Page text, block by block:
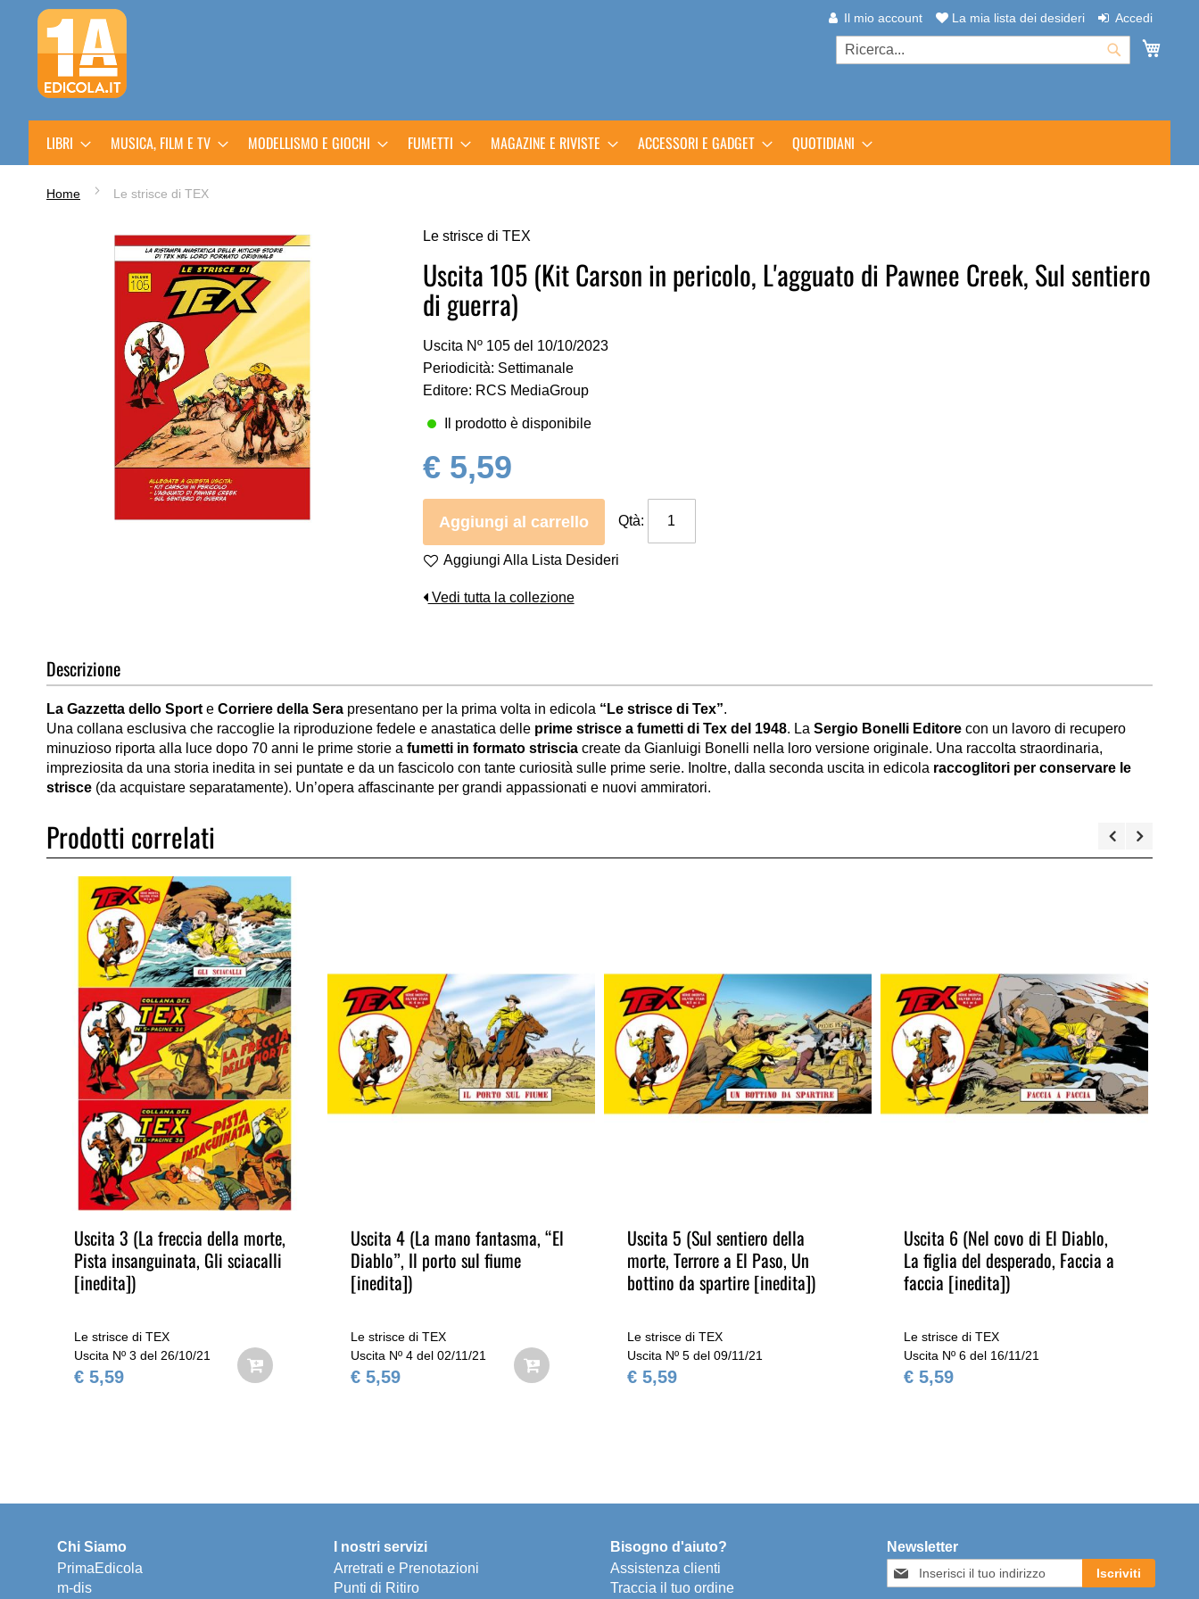
Salta
al
contenuto
Il mio account La mia lista dei desideri Accedi
Cerca
LIBRI MUSICA, FILM E TV MODELLISMO E GIOCHI FUMETTI MAGAZINE E RIVISTE ACCESSORI E GADGET QUOTIDIANI
Home Le strisce di TEX
Le strisce di TEX
Uscita 105 (Kit Carson in pericolo, L'agguato di Pawnee Creek, Sul sentiero
di guerra)
Uscita Nº 105 del 10/10/2023
Periodicità: Settimanale
Editore: RCS MediaGroup
Il prodotto è disponibile
€ 5,59
Aggiungi al carrello Qtà:
Aggiungi Alla Lista Desideri
Vedi tutta la collezione
Descrizione
La Gazzetta dello Sport e Corriere della Sera presentano per la prima volta in edicola “Le strisce di Tex”.
Una collana esclusiva che raccoglie la riproduzione fedele e anastatica delle prime strisce a fumetti di Tex del 1948. La Sergio Bonelli Editore con un lavoro di recupero
minuzioso riporta alla luce dopo 70 anni le prime storie a fumetti in formato striscia create da Gianluigi Bonelli nella loro versione originale. Una raccolta straordinaria,
impreziosita da una storia inedita in sei puntate e da un fascicolo con tante curiosità sulle prime serie. Inoltre, dalla seconda uscita in edicola raccoglitori per conservare le
strisce (da acquistare separatamente). Un’opera affascinante per grandi appassionati e nuovi ammiratori.
Prodotti correlati
Uscita 3 (La freccia della morte,
Pista insanguinata, Gli sciacalli
[inedita])
Le strisce di TEX
Uscita Nº 3 del 26/10/21
€ 5,59
Uscita 4 (La mano fantasma, “El
Diablo”, Il porto sul fiume
[inedita])
Le strisce di TEX
Uscita Nº 4 del 02/11/21
€ 5,59
Uscita 5 (Sul sentiero della
morte, Terrore a El Paso, Un
bottino da spartire [inedita])
Le strisce di TEX
Uscita Nº 5 del 09/11/21
€ 5,59
Uscita 6 (Nel covo di El Diablo,
La figlia del desperado, Faccia a
faccia [inedita])
Le strisce di TEX
Uscita Nº 6 del 16/11/21
€ 5,59
Chi Siamo
PrimaEdicola
m-dis
I nostri servizi
Arretrati e Prenotazioni
Punti di Ritiro
Bisogno d'aiuto?
Assistenza clienti
Traccia il tuo ordine
Newsletter
Iscriviti
alla
Iscriviti